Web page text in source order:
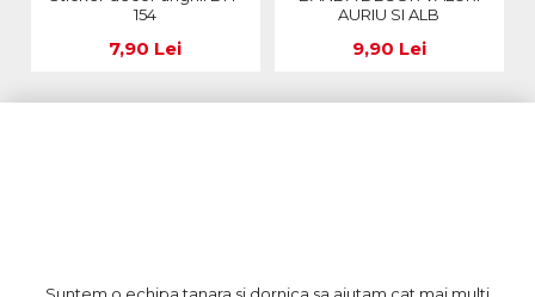
154
7,90 Lei
AURIU SI ALB
9,90 Lei